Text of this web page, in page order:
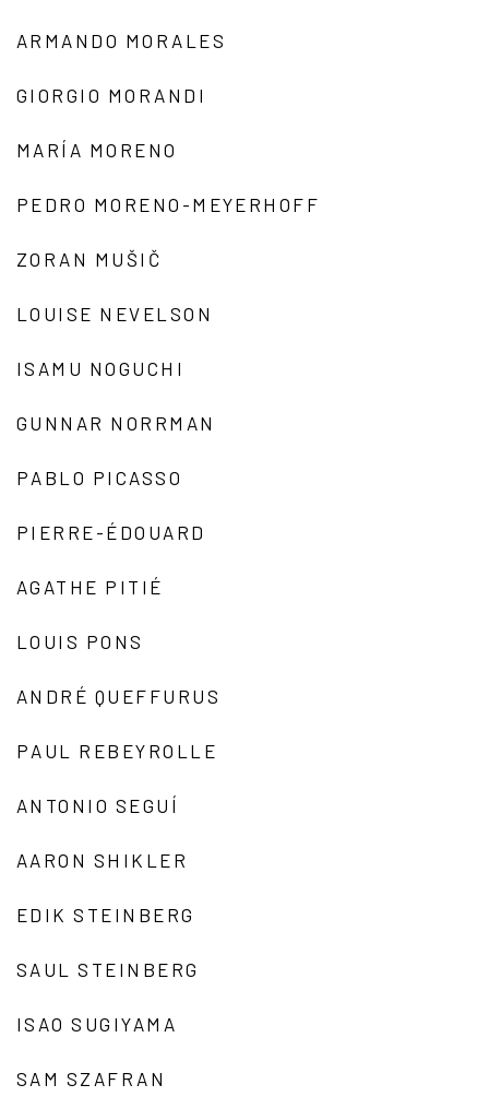
ARMANDO MORALES
GIORGIO MORANDI
MARÍA MORENO
PEDRO MORENO-MEYERHOFF
ZORAN MUŠIČ
LOUISE NEVELSON
ISAMU NOGUCHI
GUNNAR NORRMAN
PABLO PICASSO
PIERRE-ÉDOUARD
AGATHE PITIÉ
LOUIS PONS
ANDRÉ QUEFFURUS
PAUL REBEYROLLE
ANTONIO SEGUÍ
AARON SHIKLER
EDIK STEINBERG
SAUL STEINBERG
ISAO SUGIYAMA
SAM SZAFRAN